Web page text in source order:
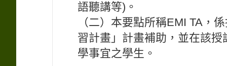
語聽講等)。
（二）本要點所稱EMI TA，
習計畫」計畫補助，並在該
學事宜之學生。